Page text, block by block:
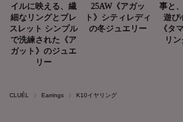
CLUÉL Earrings K10イヤリング